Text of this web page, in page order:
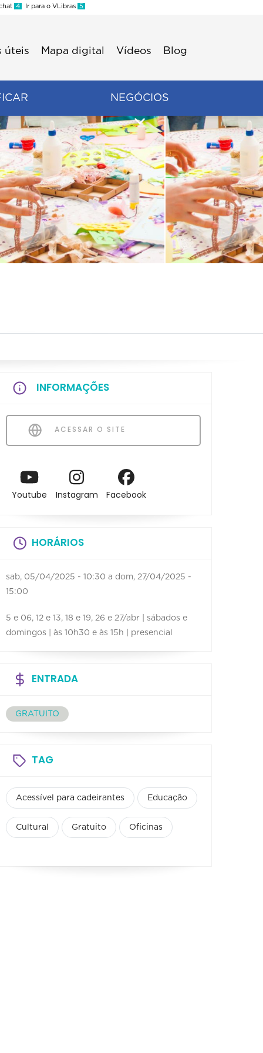
4 Ir para o VLibras 5
úteis Mapa digital Vídeos Blog
NEGÓCIOS
INFORMAÇÕES
ACESSAR O SITE
Youtube Instagram Facebook
HORÁRIOS
sab, 05/04/2025 - 10:30 a dom, 27/04/2025 -
15:00
5 e 06, 12 e 13, 18 e 19, 26 e 27/abr | sábados e
domingos | às 10h30 e às 15h | presencial
ENTRADA
GRATUITO
TAG
Acessível para cadeirantes Educação
Cultural Gratuito Oficinas